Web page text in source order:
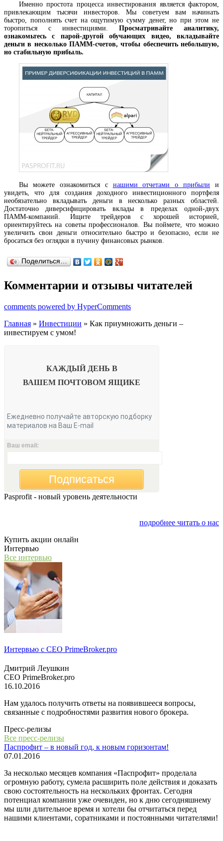
Именно простота процесса инвестирования является фактором,
привлекающим тысячи инвесторов. Мы советуем вам начинать
быстро, пополнять счет на ощутимую сумму денег, но при этом не
торопиться с инвестициями. Просматривайте аналитику,
ознакомьтесь с парой-другой обучающих видео, вкладывайте
деньги в несколько ПАММ-счетов, чтобы обеспечить небольшую,
но стабильную прибыль.
Вы можете ознакомиться с нашими отчетами о прибыли и
увидеть, что для создания доходного инвестиционного портфеля
необязательно вкладывать деньги в несколько разных областей.
Достаточно диверсифицировать вклады в пределах одной-двух
ПАММ-компаний. Ищите трейдеров с хорошей историей,
ориентируйтесь на советы профессионалов. Вы поймете, что можно
увеличить свои деньги относительно быстро и безопасно, если не
бросаться без оглядки в пучину финансовых рынков.
Поделиться…
Комментарии и отзывы читателей
comments powered by HyperComments
Главная » Инвестиции » Как приумножить деньги –
инвестируем с умом!
КАЖДЫЙ ДЕНЬ В
ВАШЕМ ПОЧТОВОМ ЯЩИКЕ
Ежедневно получайте авторскую подборку
материалов на Ваш E-mail
Ваш email:
Подписаться
Pasprofit - новый уровень деятельности
подробнее читать о нас
Купить акции онлайн
Интервью
Все интервью
Интервью с СЕО PrimeBroker.pro
Дмитрий Леушкин
СЕО PrimeBroker.pro
16.10.2016
Нам удалось получить ответы на появившееся вопросы,
связанные с подробностями развития нового брокера.
Пресс-релизы
Все пресс-релизы
Паспрофит – в новый год, к новым горизонтам!
07.01.2016
За несколько месяцев компания «Паспрофит» проделала
огромную работу, сумела расширить поле действия и доказать
свою состоятельность на нескольких фронтах. Сегодня
потенциал компании уже очевиден, но к дню сегодняшнему
мы шли длительное время и хотели бы отчитаться перед
нашими клиентами, соратниками и постоянными читателями!